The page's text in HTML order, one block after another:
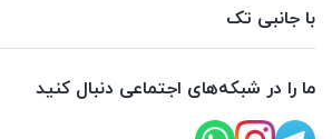
با جانبی تک
ما را در شبکه‌های اجتماعی دنبال کنید